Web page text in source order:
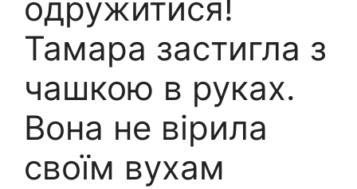
одружитися!
Тамара застигла з
чашкою в руках.
Вона не вірила
своїм вухам